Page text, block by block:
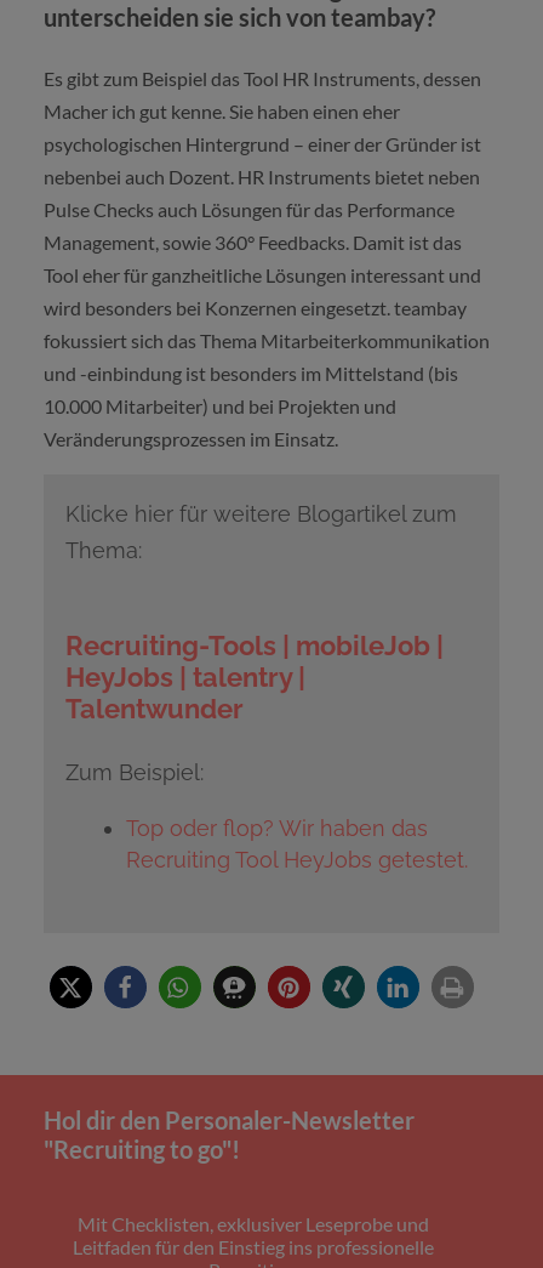
unterscheiden sie sich von teambay?
Es gibt zum Beispiel das Tool HR Instruments, dessen
Macher ich gut kenne. Sie haben einen eher
psychologischen Hintergrund – einer der Gründer ist
nebenbei auch Dozent. HR Instruments bietet neben
Pulse Checks auch Lösungen für das Performance
Management, sowie 360° Feedbacks. Damit ist das
Tool eher für ganzheitliche Lösungen interessant und
wird besonders bei Konzernen eingesetzt. teambay
fokussiert sich das Thema Mitarbeiterkommunikation
und -einbindung ist besonders im Mittelstand (bis
10.000 Mitarbeiter) und bei Projekten und
Veränderungsprozessen im Einsatz.
Klicke hier für weitere Blogartikel zum
Thema:
Recruiting-Tools | mobileJob |
HeyJobs | talentry |
Talentwunder
Zum Beispiel:
Top oder flop? Wir haben das
Recruiting Tool HeyJobs getestet.
Hol dir den Personaler-Newsletter
"Recruiting to go"!
Mit Checklisten, exklusiver Leseprobe und
Leitfaden für den Einstieg ins professionelle